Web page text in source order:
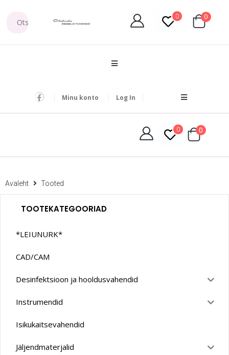
0 0
Minu konto Log In
0 0
Avaleht Tooted
TOOTEKATEGOORIAD
*LEIUNURK*
CAD/CAM
Desinfektsioon ja hooldusvahendid
Instrumendid
Isikukaitsevahendid
Jäljendmaterjalid